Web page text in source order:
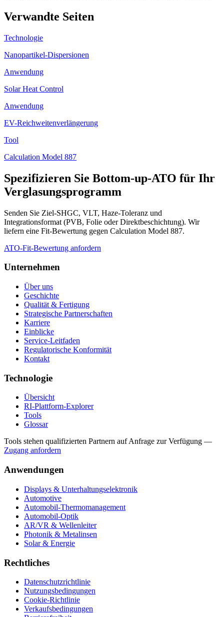
Verwandte Seiten
Technologie
Nanopartikel-Dispersionen
Anwendung
Solar Heat Control
Anwendung
EV-Reichweitenverlängerung
Tool
Calculation Model 887
Spezifizieren Sie Bottom-up-ATO für Ihr
Verglasungsprogramm
Senden Sie Ziel-SHGC, VLT, Haze-Toleranz und
Integrationsformat (PVB, Folie oder Direktbeschichtung). Wir
liefern eine Fit-Bewertung gegen Calculation Model 887.
ATO-Fit-Bewertung anfordern
Unternehmen
Über uns
Geschichte
Qualität & Fertigung
Strategische Partnerschaften
Karriere
Einblicke
Service-Leitfaden
Regulatorische Konformität
Kontakt
Technologie
Übersicht
RI-Plattform-Explorer
Tools
Glossar
Tools stehen qualifizierten Partnern auf Anfrage zur Verfügung —
Zugang anfordern
Anwendungen
Displays & Unterhaltungselektronik
Automotive
Automobil-Thermomanagement
Automobil-Optik
AR/VR & Wellenleiter
Photonik & Metalinsen
Solar & Energie
Rechtliches
Datenschutzrichtlinie
Nutzungsbedingungen
Cookie-Richtlinie
Verkaufsbedingungen